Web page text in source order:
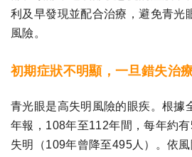
利及早發現並配合治療，避免青光
風險。
初期症狀不明顯，一旦錯失治
青光眼是高失明風險的眼疾。根據
年報，108年至112年間，每年約
失明（109年曾降至495人）。依